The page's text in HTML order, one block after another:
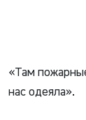
«Там
нас одеяла».